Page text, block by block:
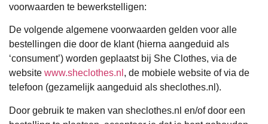
voorwaarden te bewerkstelligen:
De volgende algemene voorwaarden gelden voor alle
bestellingen die door de klant (hierna aangeduid als
‘consument’) worden geplaatst bij She Clothes, via de
website www.sheclothes.nl , de mobiele website of via de
telefoon (gezamelijk aangeduid als sheclothes.nl).
Door gebruik te maken van sheclothes.nl en/of door een